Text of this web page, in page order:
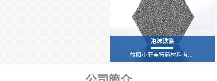
泡沫铁镍
益阳市菲美特新材料有...